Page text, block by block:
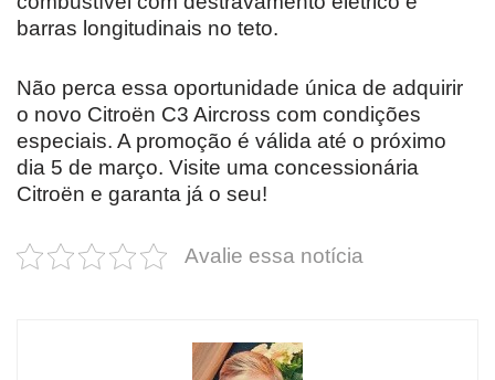
barras longitudinais no teto.
Não perca essa oportunidade única de adquirir
o novo Citroën C3 Aircross com condições
especiais. A promoção é válida até o próximo
dia 5 de março. Visite uma concessionária
Citroën e garanta já o seu!
Avalie essa notícia